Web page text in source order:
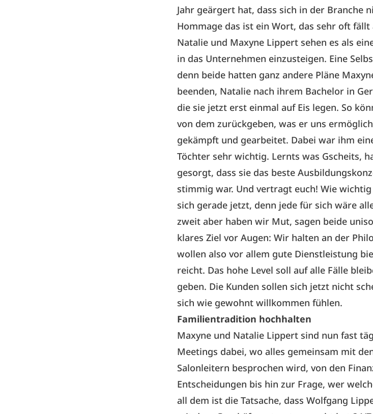
Jahr geärgert hat, dass sich in der Branche
Hommage das ist ein Wort, das sehr oft
Natalie und Maxyne Lippert sehen es als
in das Unternehmen einzusteigen. Eine
denn beide hatten ganz andere Pläne
beenden, Natalie nach ihrem Bachelor in
die sie jetzt erst einmal auf Eis legen. So
von dem zurückgeben, was er uns
gekämpft und gearbeitet. Dabei war ihm
Töchter sehr wichtig. Lernts was Gscheits,
gesorgt, dass sie das beste
stimmig war. Und vertragt euch! Wie
sich gerade jetzt, denn jede für sich wäre
zweit aber haben wir Mut, sagen beide
klares Ziel vor Augen: Wir halten an der
wollen also vor allem gute Dienstleistung
reicht. Das hohe Level soll auf alle Fälle
geben. Die Kunden sollen sich jetzt nicht
sich wie gewohnt willkommen fühlen.
Familientradition hochhalten
Maxyne und Natalie Lippert sind nun fast
Meetings dabei, wo alles gemeinsam mit
Salonleitern besprochen wird, von den
Entscheidungen bis hin zur Frage, wer
all dem ist die Tatsache, dass Wolfgang